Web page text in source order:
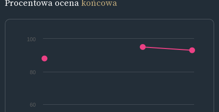
Procentowa ocenakońcowa
60
80
100